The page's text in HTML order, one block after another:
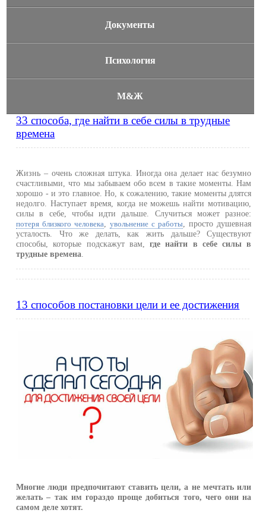
Документы
Психология
М&Ж
33 способа, где найти в себе силы в трудные
времена
Жизнь – очень сложная штука. Иногда она делает нас безумно
счастливыми, что мы забываем обо всем в такие моменты. Нам
хорошо - и это главное. Но, к сожалению, такие моменты длятся
недолго. Наступает время, когда не можешь найти мотивацию,
силы в себе, чтобы идти дальше. Случиться может разное:
потеря близкого человека,увольнение с работы, просто душевная
усталость. Что же делать, как жить дальше? Существуют
способы, которые подскажут вам,где найти в себе силы в
трудные времена.
13 способов постановки цели и ее достижения
Многие люди предпочитают ставить цели, а не мечтать или
желать – так им гораздо проще добиться того, чего они на
самом деле хотят.